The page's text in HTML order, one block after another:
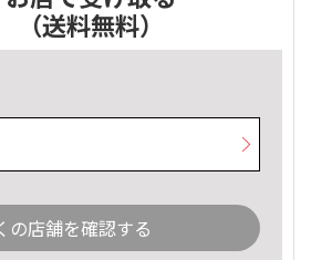
（送料無料）
の店舗を確認する